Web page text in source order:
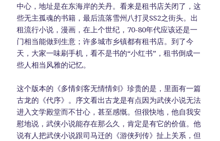
中心，地址是在东海岸的关丹。看来是租书店关闭了，这
些无主孤魂的书籍，最后流落雪州八打灵SS2之街头。出
租流行小说，漫画，在上个世纪，70-80年代应该还是一
门相当能做到生意；许多城市乡镇都有租书店。到了今
天，大家一味刷手机，看不是书的“小红书”，租书倒成一
些人相当风雅的记忆。
这个版本的《多情剑客无情情剑》珍贵的是，里面有一篇
古龙的《代序》。序文看出古龙是有点因为武侠小说无法
进入文学殿堂而不甘心，甚至感慨。但很快地，他自我安
慰地说，武侠小说能存在那么久，肯定是有它的价值。他
说有人把武侠小说跟司马迁的《游侠列传》扯上关系，但